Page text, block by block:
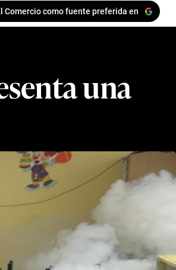
Comercio como fuente preferida en
una